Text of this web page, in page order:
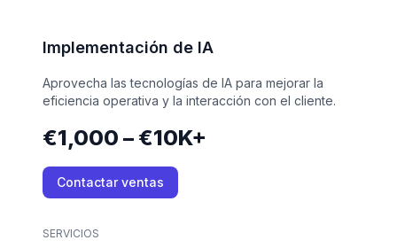
Implementación de IA
Aprovecha las tecnologías de IA para mejorar la
eficiencia operativa y la interacción con el cliente.
€1,000 – €10K+
Contactar ventas
SERVICIOS